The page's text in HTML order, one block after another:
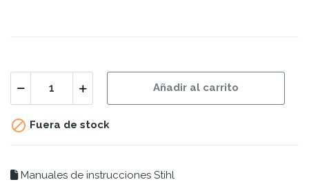
Añadir al carrito
 Fuera de stock
Manuales de instrucciones Stihl